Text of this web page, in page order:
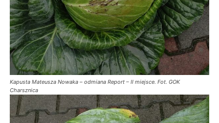
Kapusta Mateusza Nowaka – odmiana Report – II miejsce. Fot. GOK
Charsznica